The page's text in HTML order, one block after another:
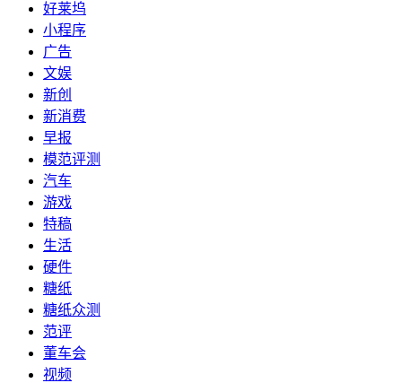
好莱坞
小程序
广告
文娱
新创
新消费
早报
模范评测
汽车
游戏
特稿
生活
硬件
糖纸
糖纸众测
范评
董车会
视频